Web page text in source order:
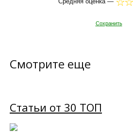
Сохранить
Смотрите еще
Статьи от 30 ТОП